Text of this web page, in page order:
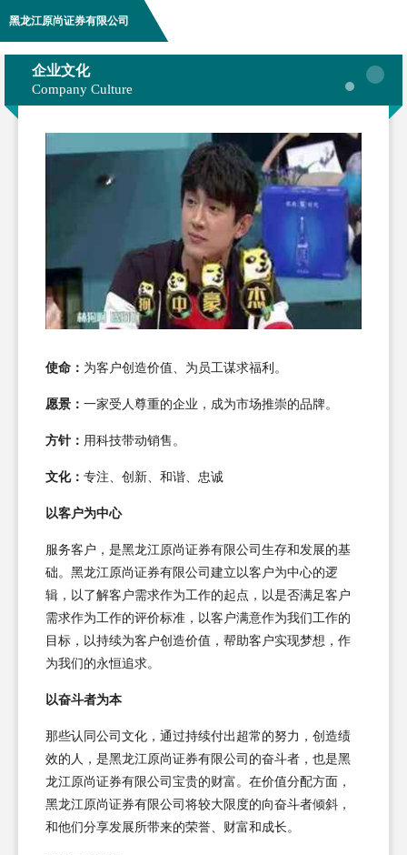
黑龙江原尚证券有限公司
企业文化
Company Culture
使命： 为客户创造价值、为员工谋求福利。
愿景： 一家受人尊重的企业，成为市场推崇的品牌。
方针： 用科技带动销售。
文化： 专注、创新、和谐、忠诚
以客户为中心
服务客户，是黑龙江原尚证券有限公司生存和发展的基
础。黑龙江原尚证券有限公司建立以客户为中心的逻
辑，以了解客户需求作为工作的起点，以是否满足客户
需求作为工作的评价标准，以客户满意作为我们工作的
目标，以持续为客户创造价值，帮助客户实现梦想，作
为我们的永恒追求。
以奋斗者为本
那些认同公司文化，通过持续付出超常的努力，创造绩
效的人，是黑龙江原尚证券有限公司的奋斗者，也是黑
龙江原尚证券有限公司宝贵的财富。在价值分配方面，
黑龙江原尚证券有限公司将较大限度的向奋斗者倾斜，
和他们分享发展所带来的荣誉、财富和成长。